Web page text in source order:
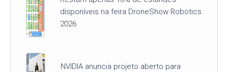
disponíveis na feira DroneShow Robotics
2026
NVIDIA anuncia projeto aberto para